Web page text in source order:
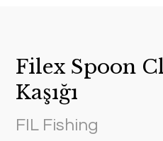
Filex Spoon
Kaşığı
FIL Fishing